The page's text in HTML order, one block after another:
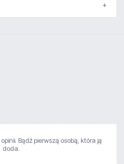
Bądź pierwszą osobą, która ją
doda.